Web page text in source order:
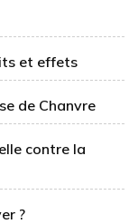
et effets
de Chanvre
contre la
?